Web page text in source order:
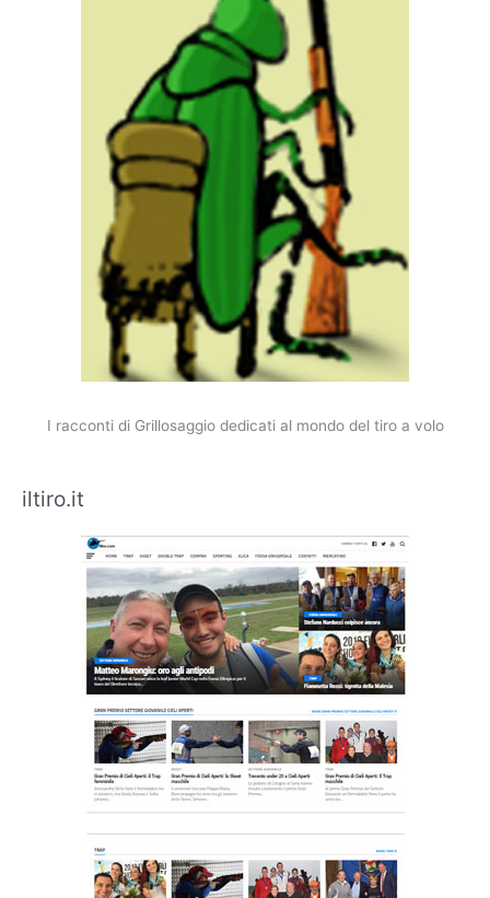
I racconti di Grillosaggio dedicati al mondo del tiro a volo
iltiro.it